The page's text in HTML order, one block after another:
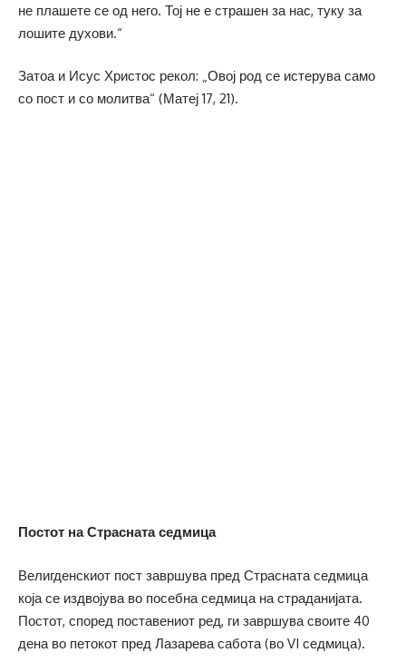
не плашете се од него. Тој не е страшен за нас, туку за
лошите духови.“
Затоа и Исус Христос рекол: „Овој род се истерува само
со пост и со молитва“ (Матеј 17, 21).
Постот на Страсната седмица
Велигденскиот пост завршува пред Страсната седмица
која се издвојува во посебна седмица на страданијата.
Постот, според поставениот ред, ги завршува своите 40
дена во петокот пред Лазарева сабота (во VI седмица).